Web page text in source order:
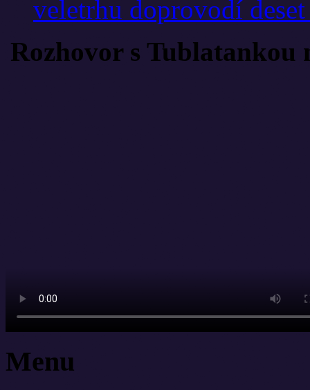
veletrhu doprovodí
Rozhovor s Tublatankou
Menu